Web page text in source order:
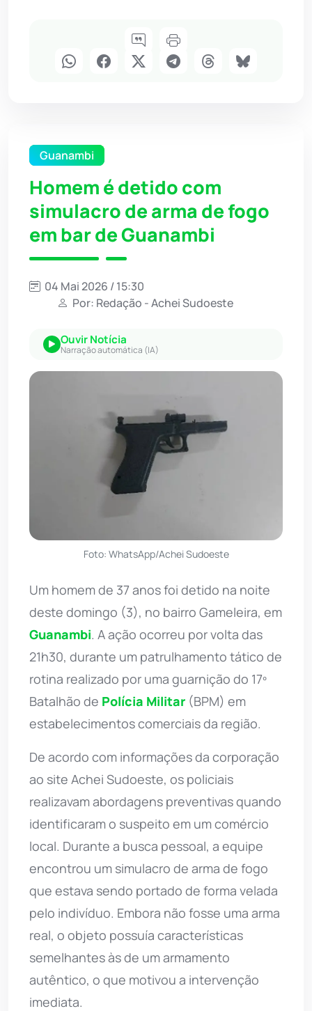
Guanambi
Homem é detido com
simulacro de arma de fogo
em bar de Guanambi
04 Mai 2026 / 15:30
Por: Redação - Achei Sudoeste
Ouvir Notícia
Narração automática (IA)
Foto: WhatsApp/Achei Sudoeste
Um homem de 37 anos foi detido na noite
deste domingo (3), no bairro Gameleira, em
Guanambi. A ação ocorreu por volta das
21h30, durante um patrulhamento tático de
rotina realizado por uma guarnição do 17º
Batalhão de Polícia Militar (BPM) em
estabelecimentos comerciais da região.
De acordo com informações da corporação
ao site Achei Sudoeste, os policiais
realizavam abordagens preventivas quando
identificaram o suspeito em um comércio
local. Durante a busca pessoal, a equipe
encontrou um simulacro de arma de fogo
que estava sendo portado de forma velada
pelo indivíduo. Embora não fosse uma arma
real, o objeto possuía características
semelhantes às de um armamento
autêntico, o que motivou a intervenção
imediata.